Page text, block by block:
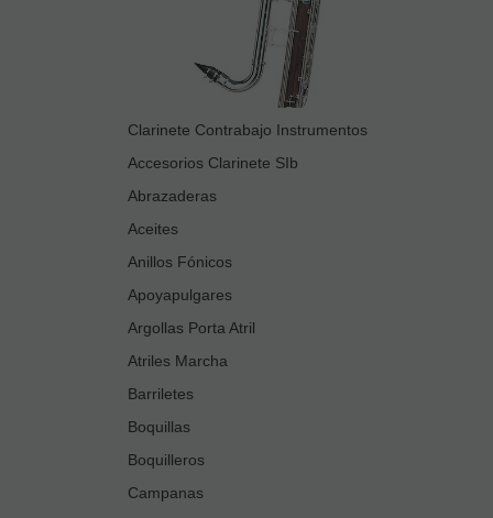
Clarinete Contrabajo Instrumentos
Accesorios Clarinete SIb
Abrazaderas
Aceites
Anillos Fónicos
Apoyapulgares
Argollas Porta Atril
Atriles Marcha
Barriletes
Boquillas
Boquilleros
Campanas